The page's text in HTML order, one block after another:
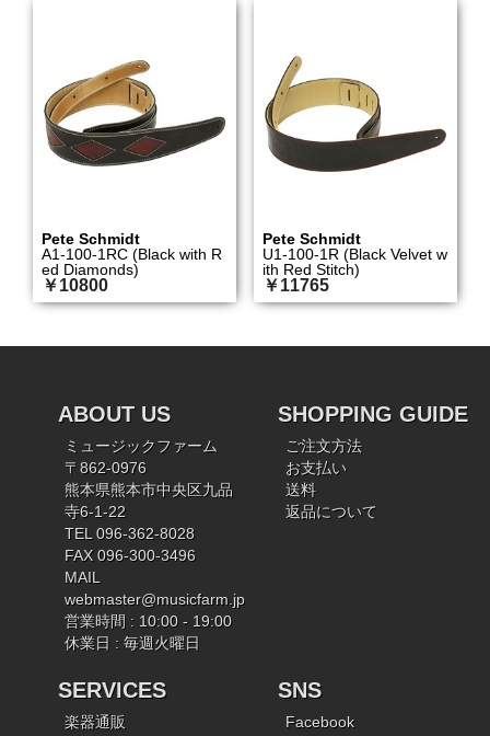
Pete Schmidt
A1-100-1RC (Black with R
ed Diamonds)
￥10800
Pete Schmidt
U1-100-1R (Black Velvet w
ith Red Stitch)
￥11765
ABOUT US
ミュージックファーム
〒862-0976
熊本県熊本市中央区九品
寺6-1-22
TEL 096-362-8028
FAX 096-300-3496
MAIL
webmaster@musicfarm.jp
営業時間 : 10:00 - 19:00
休業日 : 毎週火曜日
SHOPPING GUIDE
ご注文方法
お支払い
送料
返品について
SERVICES
楽器通販
SNS
Facebook